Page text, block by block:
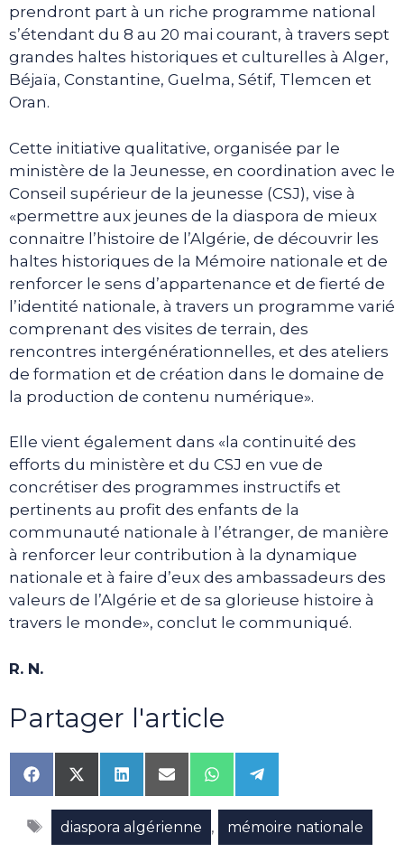
prendront part à un riche programme national
s’étendant du 8 au 20 mai courant, à travers sept
grandes haltes historiques et culturelles à Alger,
Béjaïa, Constantine, Guelma, Sétif, Tlemcen et
Oran.
Cette initiative qualitative, organisée par le
ministère de la Jeunesse, en coordination avec le
Conseil supérieur de la jeunesse (CSJ), vise à
«permettre aux jeunes de la diaspora de mieux
connaitre l’histoire de l’Algérie, de découvrir les
haltes historiques de la Mémoire nationale et de
renforcer le sens d’appartenance et de fierté de
l’identité nationale, à travers un programme varié
comprenant des visites de terrain, des
rencontres intergénérationnelles, et des ateliers
de formation et de création dans le domaine de
la production de contenu numérique».
Elle vient également dans «la continuité des
efforts du ministère et du CSJ en vue de
concrétiser des programmes instructifs et
pertinents au profit des enfants de la
communauté nationale à l’étranger, de manière
à renforcer leur contribution à la dynamique
nationale et à faire d’eux des ambassadeurs des
valeurs de l’Algérie et de sa glorieuse histoire à
travers le monde», conclut le communiqué.
R. N.
Partager l'article
Share
on
Facebook
Share
on
X
(Twitter)
Share
on
LinkedIn
Share
on
Email
Share
on
WhatsApp
Share
on
Telegram
Étiquettes
diaspora algérienne , mémoire nationale